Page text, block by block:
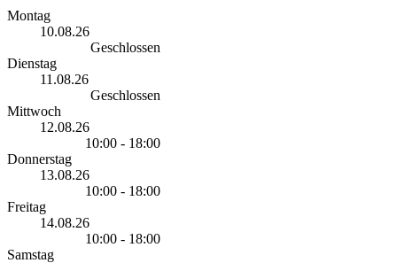
Montag
10.08.26
Geschlossen
Dienstag
11.08.26
Geschlossen
Mittwoch
12.08.26
10:00 - 18:00
Donnerstag
13.08.26
10:00 - 18:00
Freitag
14.08.26
10:00 - 18:00
Samstag